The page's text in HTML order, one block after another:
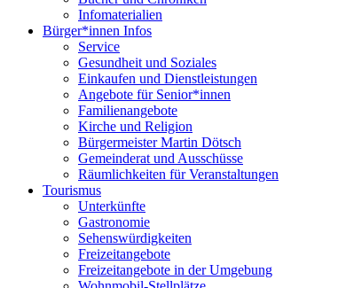
Infomaterialien
Bürger*innen Infos
Service
Gesundheit und Soziales
Einkaufen und Dienstleistungen
Angebote für Senior*innen
Familienangebote
Kirche und Religion
Bürgermeister Martin Dötsch
Gemeinderat und Ausschüsse
Räumlichkeiten für Veranstaltungen
Tourismus
Unterkünfte
Gastronomie
Sehenswürdigkeiten
Freizeitangebote
Freizeitangebote in der Umgebung